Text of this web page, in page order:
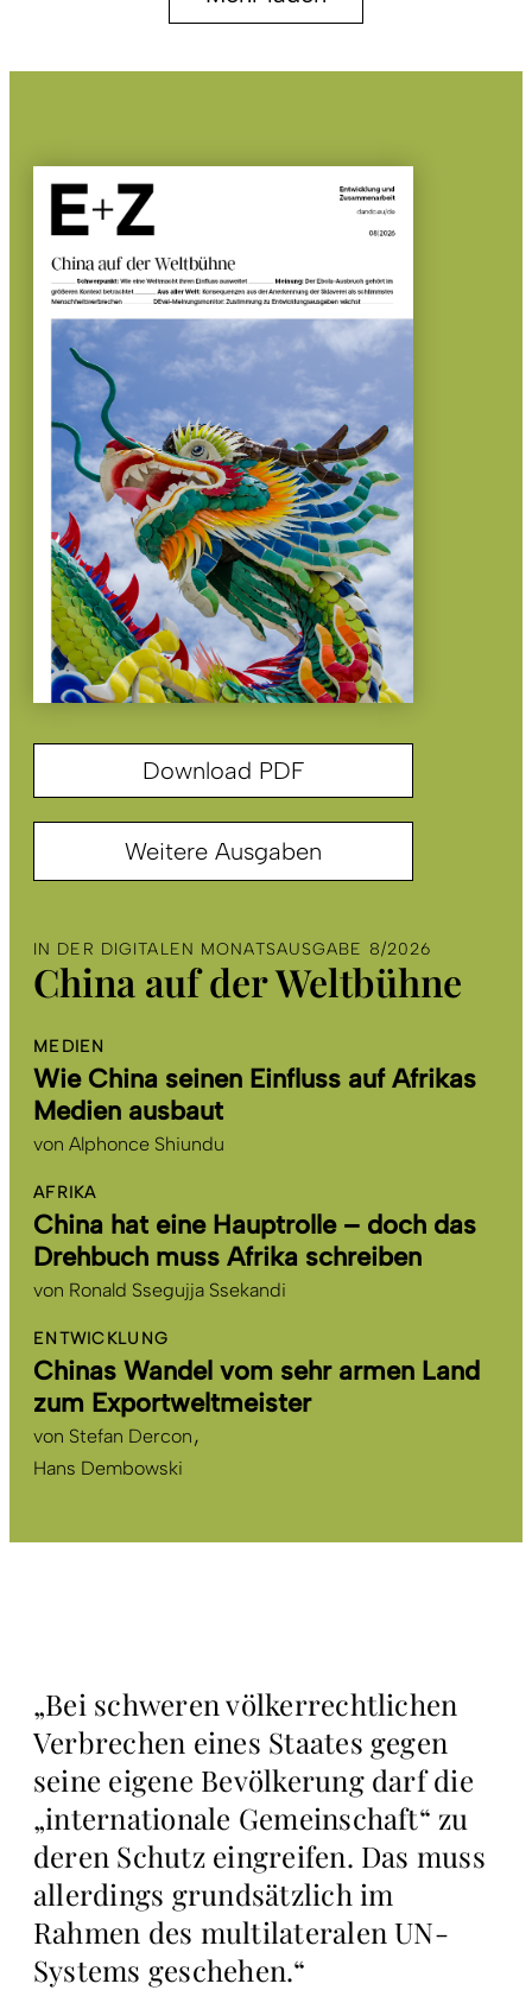
Download PDF
Weitere Ausgaben
IN DER DIGITALEN MONATSAUSGABE 8/2026
China auf der Weltbühne
MEDIEN
Wie China seinen Einfluss auf Afrikas
Medien ausbaut
von Alphonce Shiundu
AFRIKA
China hat eine Hauptrolle – doch das
Drehbuch muss Afrika schreiben
von Ronald Ssegujja Ssekandi
ENTWICKLUNG
Chinas Wandel vom sehr armen Land
zum Exportweltmeister
von Stefan Dercon
Hans Dembowski
„Bei schweren völkerrechtlichen
Verbrechen eines Staates gegen
seine eigene Bevölkerung darf die
„internationale Gemeinschaft“ zu
deren Schutz eingreifen. Das muss
allerdings grundsätzlich im
Rahmen des multilateralen UN-
Systems geschehen.“